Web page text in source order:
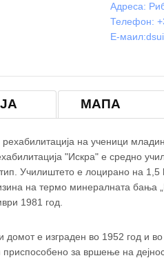
Адреса:
Телефон:
Е-маил:
МАПА
на ученици
"Искра" е средно
Училиштето е лоцирано на 1,5
на термо минералната бања
1981 год.
домот е изграден во 1952 год и
за вршење на